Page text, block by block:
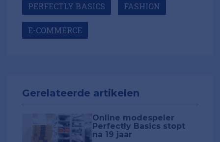
PERFECTLY BASICS FASHION
E-COMMERCE
Gerelateerde artikelen
Online modespeler
Perfectly Basics stopt
na 19 jaar